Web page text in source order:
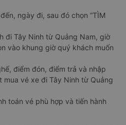
ngày đi, sau đó chọn “TÌM
đi Tây Ninh từ Quảng Nam, giờ
vào khung giờ quý khách muốn
điểm đón, điểm trả và nhập
vé xe đi Tây Ninh từ Quảng
toán vé phù hợp và tiến hành